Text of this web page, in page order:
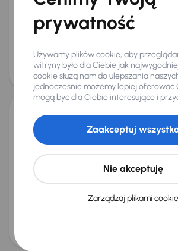
Miesięczna rata
Cena
57 000 zł
Taniej o 500 zł
Škoda Octavia
2024 1.5 TSI 85 kW
Auta krajowe
1.5 TSI +6 kolejnych
Miesięczna rata
prywatność
Używamy plików cookie, aby
witryny było dla Ciebie jak
cookie służą nam do ulepszania
jednocześnie możemy lepiej oferować
mogą być dla Ciebie interesujące i
Zarządzaj plikami cookie
Nie akceptuję
Zaakceptuj